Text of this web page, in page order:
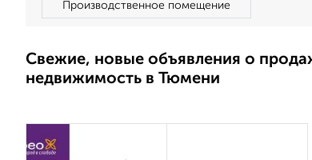
Производственное помещение
Свежие, новые объявления о
недвижимость в Тюмени